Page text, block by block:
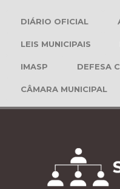
DIÁRIO OFICIAL
LEIS MUNICIPAIS
IMASP DEFESA
CÂMARA MUNICIPAL